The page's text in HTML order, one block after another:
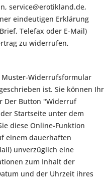
service@erotikland.de,
eindeutigen Erklärung
Telefax oder E-Mail)
zu widerrufen,
Widerrufsformular
ist. Sie können Ihr
Der Button "Widerruf
Startseite unter dem
diese Online-Funktion
einem dauerhaften
unverzüglich eine
zum Inhalt der
und der Uhrzeit ihres